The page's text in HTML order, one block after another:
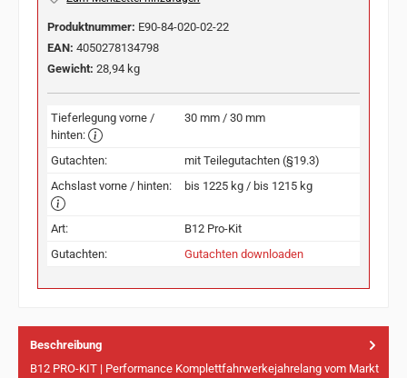
Produktnummer: E90-84-020-02-22
EAN: 4050278134798
Gewicht: 28,94 kg
Tieferlegung vorne /
hinten:
30 mm / 30 mm
Gutachten:
mit Teilegutachten (§19.3)
Achslast vorne / hinten:
bis 1225 kg / bis 1215 kg
Art:
B12 Pro-Kit
Gutachten:
Gutachten downloaden
Beschreibung
B12 PRO-KIT | Performance Komplettfahrwerkejahrelang vom Markt